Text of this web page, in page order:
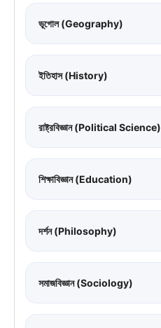
ভূগোল (Geography)
ইতিহাস (History)
রাষ্ট্রবিজ্ঞান (Political Science)
শিক্ষাবিজ্ঞান (Education)
দর্শন (Philosophy)
সমাজবিজ্ঞান (Sociology)